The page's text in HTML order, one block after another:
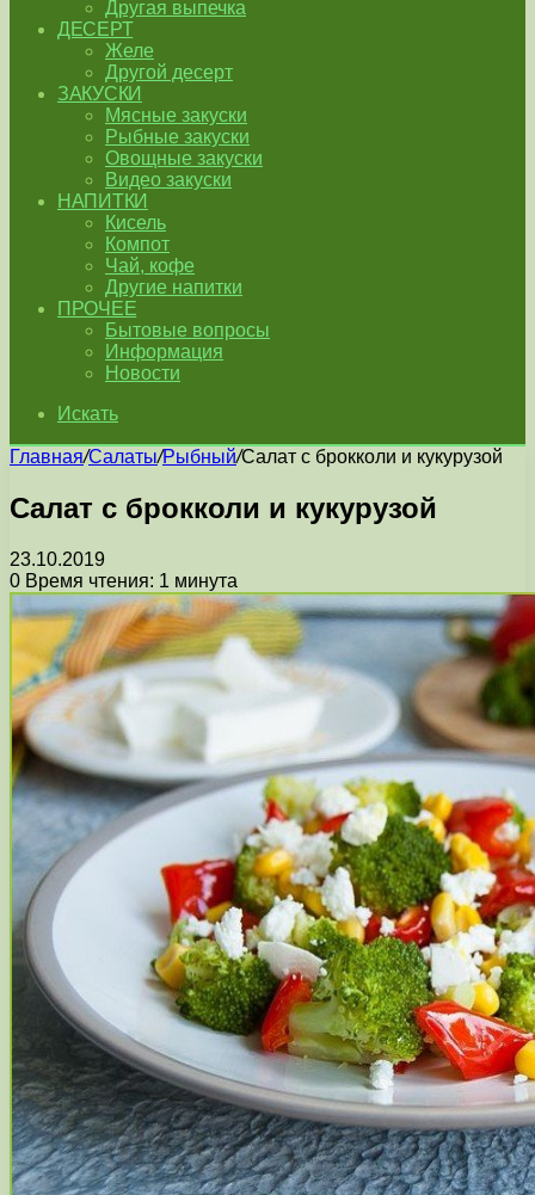
Другая выпечка
ДЕСЕРТ
Желе
Другой десерт
ЗАКУСКИ
Мясные закуски
Рыбные закуски
Овощные закуски
Видео закуски
НАПИТКИ
Кисель
Компот
Чай, кофе
Другие напитки
ПРОЧЕЕ
Бытовые вопросы
Информация
Новости
Искать
Главная/Салаты/Рыбный/Салат с брокколи и кукурузой
Салат с брокколи и кукурузой
23.10.2019
0 Время чтения: 1 минута